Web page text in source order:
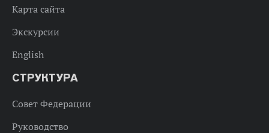
Карта сайта
Экскурсии
English
СТРУКТУРА
Совет Федерации
Руководство